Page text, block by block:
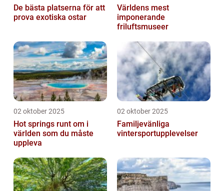
De bästa platserna för att
prova exotiska ostar
Världens mest
imponerande
friluftsmuseer
02 oktober 2025
Hot springs runt om i
världen som du måste
uppleva
02 oktober 2025
Familjevänliga
vintersportupplevelser